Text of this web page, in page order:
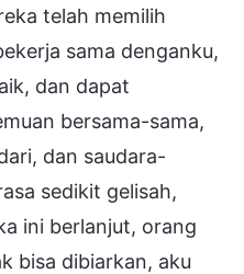
telah memilih
sama denganku,
dan dapat
bersama-sama,
dan saudara-
sedikit gelisah,
ini berlanjut, orang
bisa dibiarkan, aku